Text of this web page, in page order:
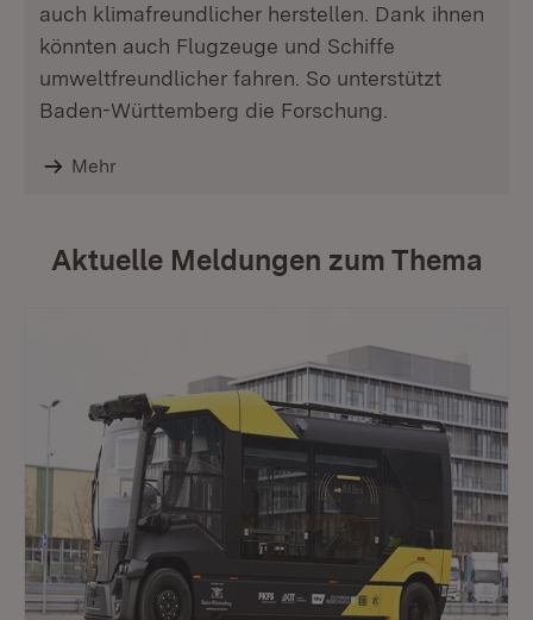
auch klimafreundlicher herstellen. Dank ihnen
könnten auch Flugzeuge und Schiffe
umweltfreundlicher fahren. So unterstützt
Baden-Württemberg die Forschung.
Mehr
Aktuelle Meldungen zum Thema